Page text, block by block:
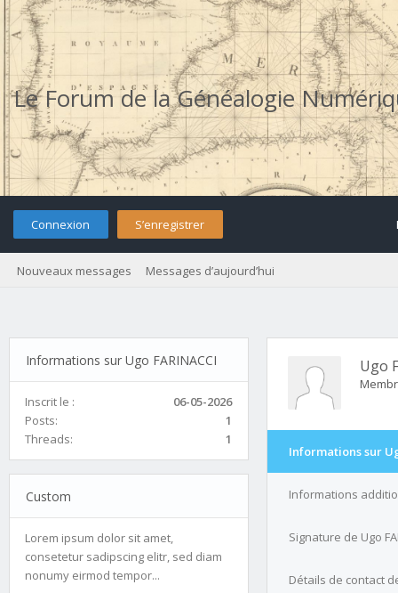
Le Forum de la Généalogie
Connexion S’enregistrer
Nouveaux messages Messages d’aujourd’hui
Informations sur Ugo FARINACCI
Inscrit le :
06-05-2026
Posts:
1
Threads:
1
Custom
Lorem ipsum dolor sit amet,
consetetur sadipscing elitr, sed diam
nonumy eirmod tempor...
Ugo
Informations sur
Informations
Signature de Ugo
Détails de contact